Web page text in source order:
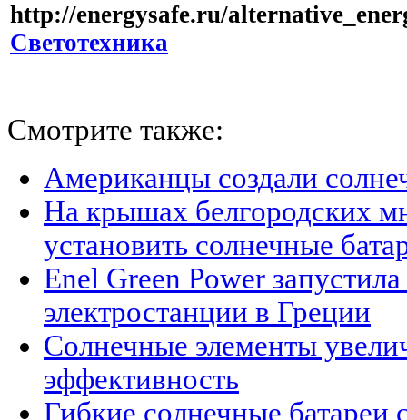
http://energysafe.ru/
Светотехника
Смотрите также:
Американцы создали
На крышах белгородских
установить солнечные
Enel Green Power
электростанции в Греции
Солнечные элементы
эффективность
Гибкие солнечные батареи